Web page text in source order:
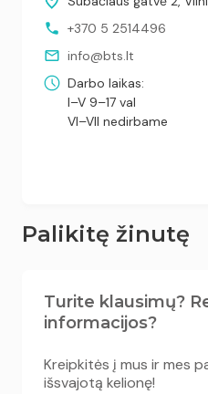
+370 5 2514496
info@bts.lt
Darbo laikas:
I–V 9–17 val
VI–VII nedirbame
Palikitę žinutę
Turite klausimų?
informacijos?
Kreipkitės į mus ir mes
išsvajotą kelionę!